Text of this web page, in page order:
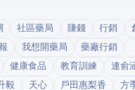
社區藥局 賺錢 行銷
我想開藥局 藥廠行銷
健康食品 教育訓練 連俞
毅 天心 戶田惠梨香 方